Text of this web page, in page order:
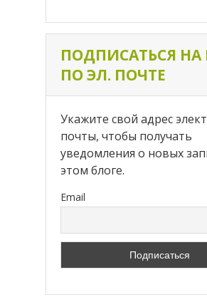
ПОДПИСАТЬСЯ НА
ПО ЭЛ. ПОЧТЕ
Укажите свой адрес
почты, чтобы получать
уведомления о новых
этом блоге.
Email